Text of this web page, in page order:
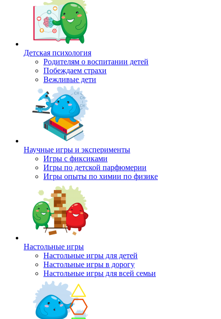
Детская психология
Родителям о воспитании детей
Побеждаем страхи
Вежливые дети
Научные игры и эксперименты
Игры с фиксиками
Игры по детской парфюмерии
Игры опыты по химии по физике
Настольные игры
Настольные игры для детей
Настольные игры в дорогу
Настольные игры для всей семьи